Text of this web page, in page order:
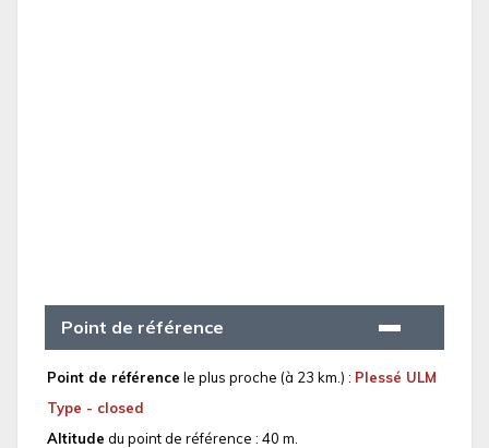
Point de référence
Point de référence le plus proche (à 23 km.) : Plessé ULM
Type - closed
Altitude du point de référence : 40 m.